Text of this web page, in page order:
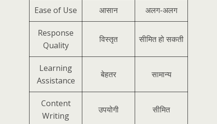
Ease of Use आसान अलग-अलग
Response
Quality
विस्तृत सीमित हो सकती
Learning
Assistance
बेहतर सामान्य
Content
Writing
उपयोगी सीमित